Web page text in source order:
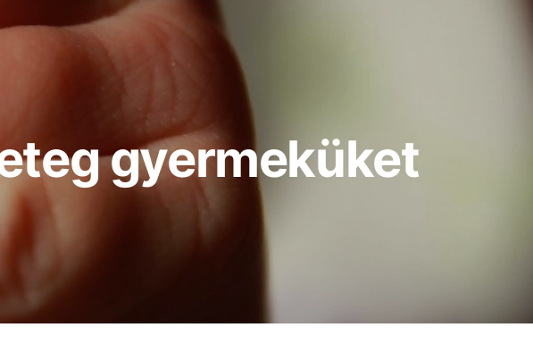
gyermeküket